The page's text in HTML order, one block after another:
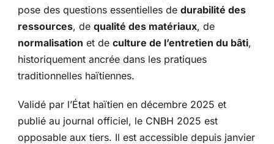
pose des questions essentielles de durabilité des
ressources, de qualité des matériaux, de
normalisation et de culture de l’entretien du bâti,
historiquement ancrée dans les pratiques
traditionnelles haïtiennes.
Validé par l’État haïtien en décembre 2025 et
publié au journal officiel, le CNBH 2025 est
opposable aux tiers. Il est accessible depuis janvier